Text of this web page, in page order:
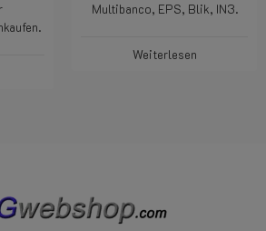
Multibanco, EPS, Blik, IN3.
Weiterlesen